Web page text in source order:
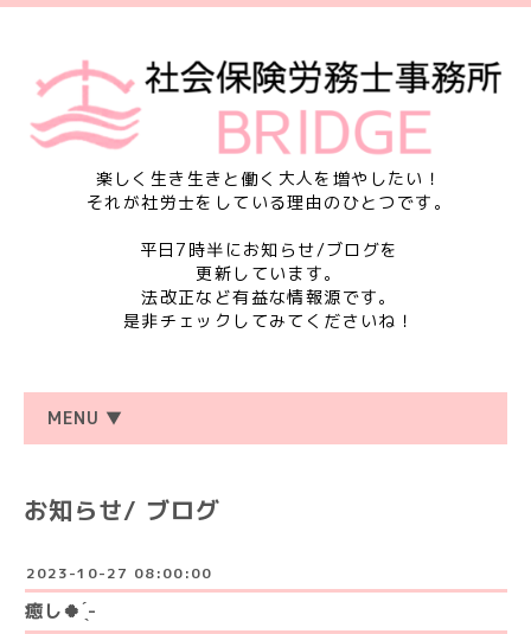
楽しく生き生きと働く大人を増やしたい！
それが社労士をしている理由のひとつです。
平日7時半にお知らせ/ブログを
更新しています。
法改正など有益な情報源です。
是非チェックしてみてくださいね！
MENU ▼
お知らせ/ ブログ
2023-10-27 08:00:00
癒し🍀 ̖́-